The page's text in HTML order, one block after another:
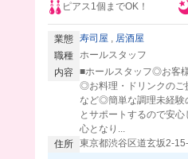
ピアス1個までOK！
業態 寿司屋
居酒屋
職種
ホールスタッフ
内容 ■ホールスタッフ◎お客
◎お料理・ドリンクの
など◎簡単な調理未経験
とサポートするので安
心となり...
住所 東京都渋谷区道玄坂2-